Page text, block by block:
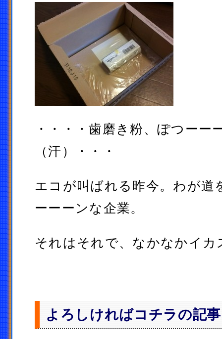
・・・・歯磨き粉、ぽつーー
（汗）・・・
エコが叫ばれる昨今。わが道
ーーーンな企業。
それはそれで、なかなかイカ
よろしければコチラの記